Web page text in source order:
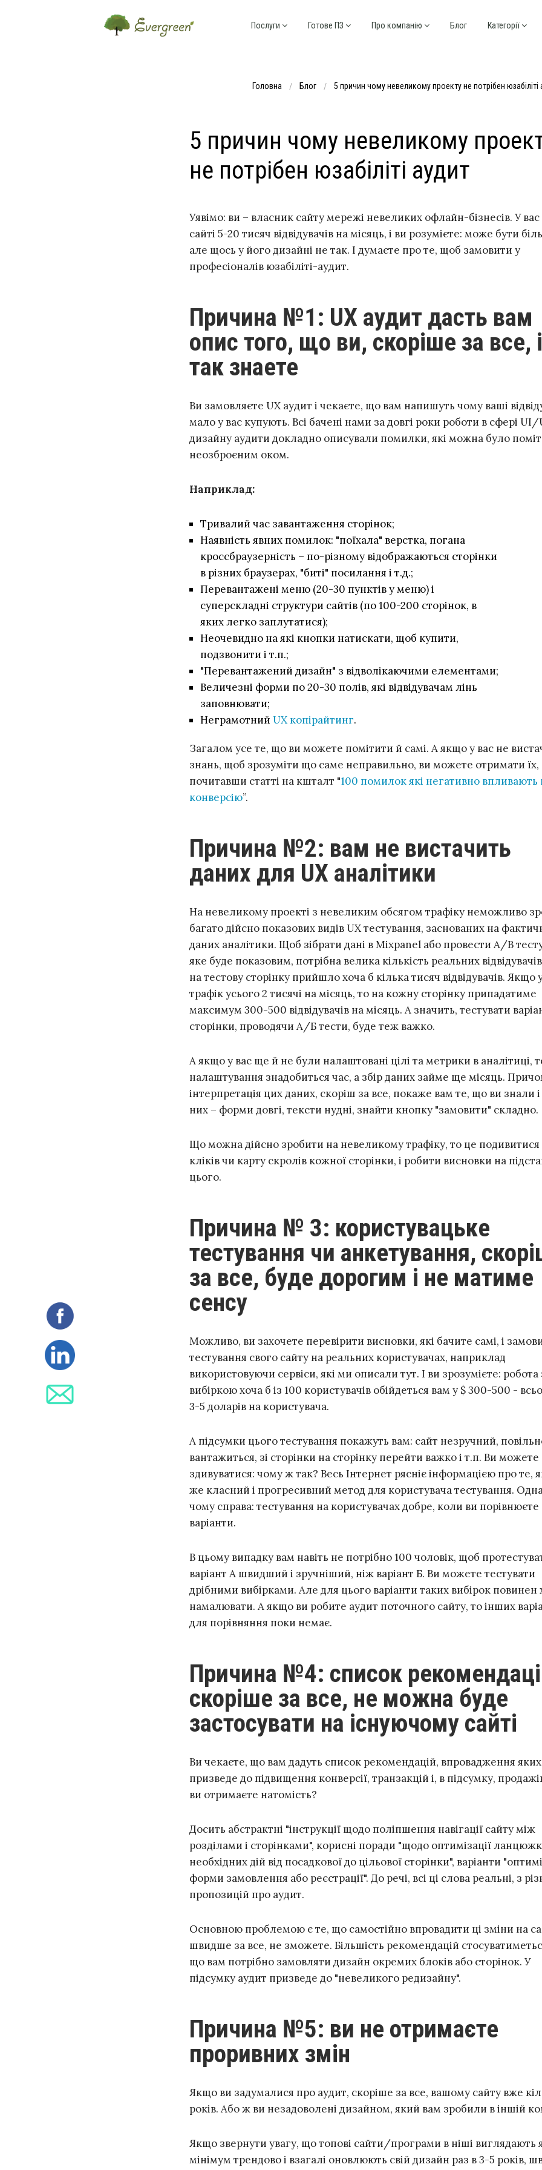
Послуги Готове ПЗ Про компанію Блог Категорії
Головна Блог 5 причин чому невеликому проекту не потрібен юзабіліті
5 причин чому невеликому
не потрібен юзабіліті аудит
Уявімо: ви – власник сайту мережі невеликих офлайн-бізнесів. У вас
сайті 5-20 тисяч відвідувачів на місяць, і ви розумієте: може бути
але щось у його дизайні не так. І думаєте про те, щоб замовити у
професіоналів юзабіліті-аудит.
Причина №1: UX аудит дасть вам
опис того, що ви, скоріше за все, і
так знаете
Ви замовляєте UX аудит і чекаєте, що вам напишуть чому ваші
мало у вас купують. Всі бачені нами за довгі роки роботи в сфері UI/
дизайну аудити докладно описували помилки, які можна було
неозброєним оком.
Наприклад:
Тривалий час завантаження сторінок;
Наявність явних помилок: "поїхала" верстка, погана
кроссбраузерність – по-різному відображаються сторінки
в різних браузерах, "биті" посилання і т.д.;
Перевантажені меню (20-30 пунктів у меню) і
суперскладні структури сайтів (по 100-200 сторінок, в
яких легко заплутатися);
Неочевидно на які кнопки натискати, щоб купити,
подзвонити і т.п.;
"Перевантажений дизайн" з відволікаючими елементами;
Величезні форми по 20-30 полів, які відвідувачам лінь
заповнювати;
Неграмотний UX копірайтинг.
Загалом усе те, що ви можете помітити й самі. А якщо у вас не
знань, щоб зрозуміти що саме неправильно, ви можете отримати їх,
почитавши статті на кшталт "100 помилок які негативно впливають
конверсію”.
Причина №2: вам не вистачить
даних для UX аналітики
На невеликому проекті з невеликим обсягом трафіку неможливо
багато дійсно показових видів UX тестування, заснованих на
даних аналітики. Щоб зібрати дані в Mixpanel або провести A/B
яке буде показовим, потрібна велика кількість реальних
на тестову сторінку прийшло хоча б кілька тисяч відвідувачів. Якщо
трафік усього 2 тисячі на місяць, то на кожну сторінку припадатиме
максимум 300-500 відвідувачів на місяць. А значить, тестувати
сторінки, проводячи А/Б тести, буде теж важко.
А якщо у вас ще й не були налаштовані цілі та метрики в аналітиці,
налаштування знадобиться час, а збір даних займе ще місяць.
інтерпретація цих даних, скоріш за все, покаже вам те, що ви знали і
них – форми довгі, тексти нудні, знайти кнопку "замовити" складно.
Що можна дійсно зробити на невеликому трафіку, то це подивитися
кліків чи карту скролів кожної сторінки, і робити висновки на
цього.
Причина № 3: користувацьке
тестування чи анкетування,
за все, буде дорогим і не матиме
сенсу
Можливо, ви захочете перевірити висновки, які бачите самі, і
тестування свого сайту на реальних користувачах, наприклад
використовуючи сервіси, які ми описали тут. І ви зрозумієте: робота
вибіркою хоча б із 100 користувачів обійдеться вам у $ 300-500 -
3-5 доларів на користувача.
А підсумки цього тестування покажуть вам: сайт незручний,
вантажиться, зі сторінки на сторінку перейти важко і т.п. Ви можете
здивуватися: чому ж так? Весь Інтернет рясніє інформацією про те,
же класний і прогресивний метод для користувача тестування.
чому справа: тестування на користувачах добре, коли ви порівнюєте
варіанти.
В цьому випадку вам навіть не потрібно 100 чоловік, щоб
варіант А швидший і зручніший, ніж варіант Б. Ви можете тестувати
дрібними вибірками. Але для цього варіанти таких вибірок повинен
намалювати. А якщо ви робите аудит поточного сайту, то інших
для порівняння поки немає.
Причина №4: список рекомендацій,
скоріше за все, не можна буде
застосувати на існуючому сайті
Ви чекаєте, що вам дадуть список рекомендацій, впровадження яких
призведе до підвищення конверсії, транзакцій і, в підсумку,
ви отримаєте натомість?
Досить абстрактні "інструкції щодо поліпшення навігації сайту між
розділами і сторінками", корисні поради "щодо оптимізації
необхідних дій від посадкової до цільової сторінки", варіанти
форми замовлення або реєстрації". До речі, всі ці слова реальні, з
пропозицій про аудит.
Основною проблемою є те, що самостійно впровадити ці зміни на
швидше за все, не зможете. Більшість рекомендацій
що вам потрібно замовляти дизайн окремих блоків або сторінок. У
підсумку аудит призведе до "невеликого редизайну".
Причина №5: ви не отримаєте
проривних змін
Якщо ви задумалися про аудит, скоріше за все, вашому сайту вже
років. Або ж ви незадоволені дизайном, який вам зробили в іншій
Якщо звернути увагу, що топові сайти/програми в ніші виглядають
мінімум трендово і взагалі оновлюють свій дизайн раз в 3-5 років,